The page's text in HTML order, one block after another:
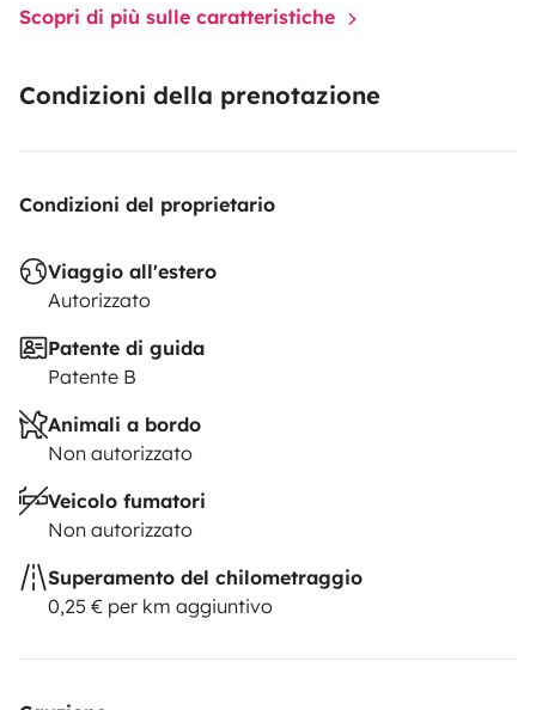
Scopri di più sulle caratteristiche
Condizioni della prenotazione
Condizioni del proprietario
Viaggio all'estero
Autorizzato
Patente di guida
Patente B
Animali a bordo
Non autorizzato
Veicolo fumatori
Non autorizzato
Superamento del chilometraggio
0,25 € per km aggiuntivo